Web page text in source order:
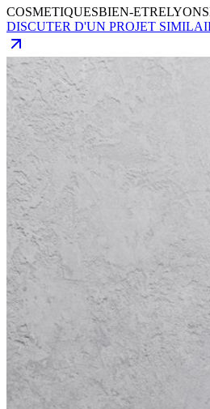
COSMETIQUESBIEN-ETRELYON
DISCUTER D'UN PROJET